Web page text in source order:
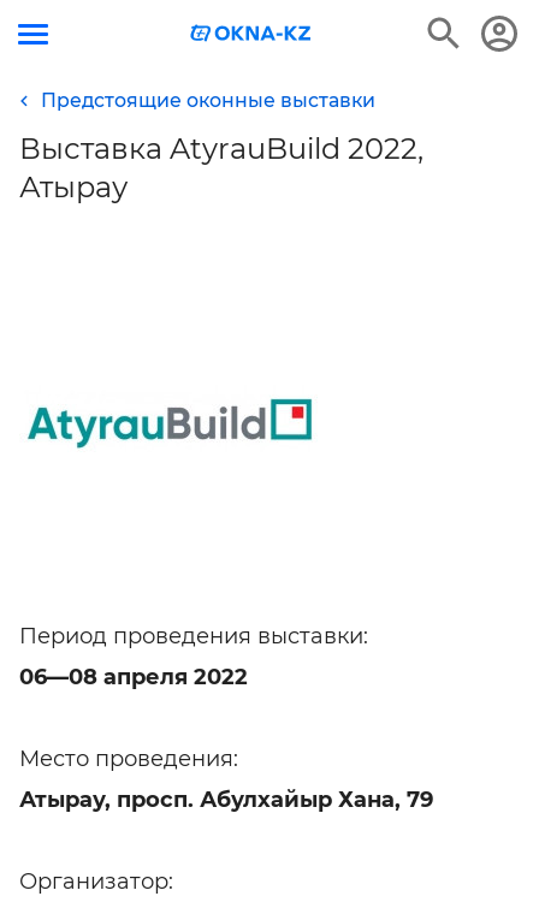
Предстоящие оконные выставки
Выставка AtyrauBuild 2022,
Атырау
Период проведения выставки:
06—08 апреля 2022
Место проведения:
Атырау, просп. Абулхайыр Хана, 79
Организатор: